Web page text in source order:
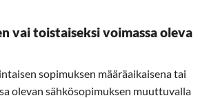
vai toistaiseksi voimassa oleva
sopimuksen määräaikaisena tai
olevan sähkösopimuksen muuttuvalla